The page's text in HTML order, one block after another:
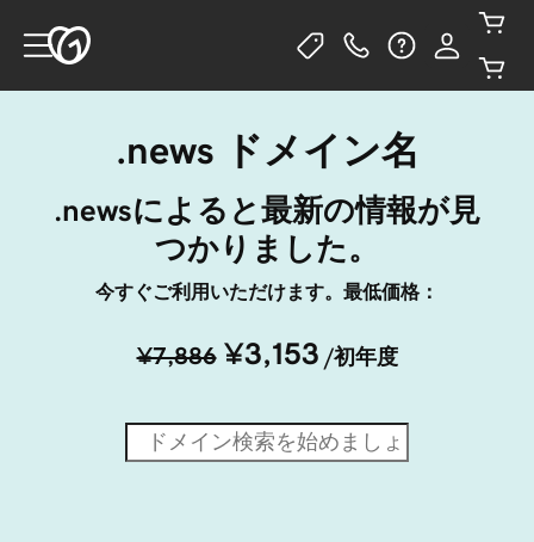
.news ドメイン名
.newsによると最新の情報が見
つかりました。
今すぐご利用いただけます。最低価格：
¥7,886 ¥3,153 /初年度